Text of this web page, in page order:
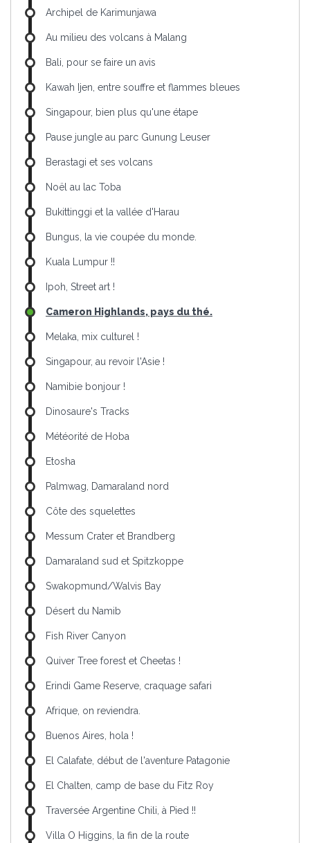
Archipel de Karimunjawa
Au milieu des volcans à Malang
Bali, pour se faire un avis
Kawah Ijen, entre souffre et flammes bleues
Singapour, bien plus qu'une étape
Pause jungle au parc Gunung Leuser
Berastagi et ses volcans
Noël au lac Toba
Bukittinggi et la vallée d'Harau
Bungus, la vie coupée du monde.
Kuala Lumpur !!
Ipoh, Street art !
Cameron Highlands, pays du thé.
Melaka, mix culturel !
Singapour, au revoir l'Asie !
Namibie bonjour !
Dinosaure's Tracks
Météorité de Hoba
Etosha
Palmwag, Damaraland nord
Côte des squelettes
Messum Crater et Brandberg
Damaraland sud et Spitzkoppe
Swakopmund/Walvis Bay
Désert du Namib
Fish River Canyon
Quiver Tree forest et Cheetas !
Erindi Game Reserve, craquage safari
Afrique, on reviendra.
Buenos Aires, hola !
El Calafate, début de l'aventure Patagonie
El Chalten, camp de base du Fitz Roy
Traversée Argentine Chili, à Pied !!
Villa O Higgins, la fin de la route